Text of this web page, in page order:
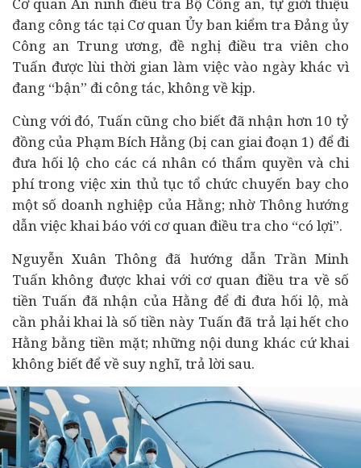
đang công tác tại Cơ quan Ủy ban kiểm tra Đảng ủy
Công an Trung ương, đề nghị điều tra viên cho
Tuấn được lùi thời gian làm việc vào ngày khác vì
đang “bận” đi công tác, không về kịp.
Cùng với đó, Tuấn cũng cho biết đã nhận hơn 10 tỷ
đồng của Phạm Bích Hằng (bị can giai đoạn 1) để đi
đưa hối lộ cho các cá nhân có thẩm quyền và chi
phí trong việc xin thủ tục tổ chức chuyến bay cho
một số doanh nghiệp của Hằng; nhờ Thông hướng
dẫn việc khai báo với cơ quan điều tra cho “có lợi”.
Nguyễn Xuân Thông đã hướng dẫn Trần Minh
Tuấn không được khai với cơ quan điều tra về số
tiền Tuấn đã nhận của Hằng để đi đưa hối lộ, mà
cần phải khai là số tiền này Tuấn đã trả lại hết cho
Hằng bằng tiền mặt; những nội dung khác cứ khai
không biết để về suy nghĩ, trả lời sau.